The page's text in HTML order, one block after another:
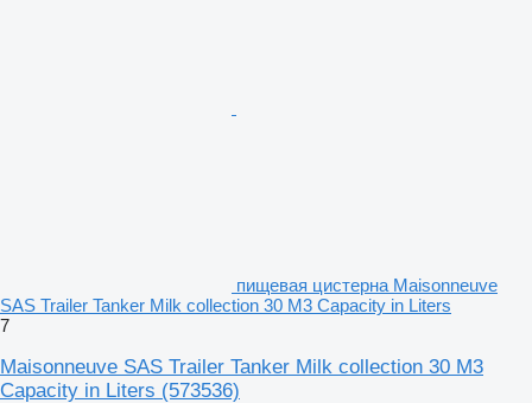
пищевая цистерна Maisonneuve
SAS Trailer Tanker Milk collection 30 M3 Capacity in Liters
7
Maisonneuve SAS Trailer Tanker Milk collection 30 M3
Capacity in Liters (573536)